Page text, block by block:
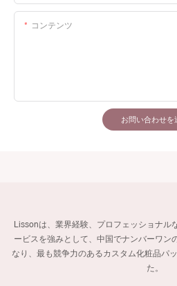
コンテンツ
お問い合わせを
Lissonは、業界経験、プロフェッショナル
ービスを強みとして、中国でナンバーワン
なり、最も競争力のあるカスタム化粧品パ
た。